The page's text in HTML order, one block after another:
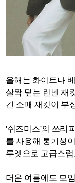
올해는 화이트나
살짝 덮는 린넨 재
긴 소매 재킷이 부
'쉬즈미스'의 쓰리
를 사용해 통기성
루엣으로 고급스
더운 여름에도 모